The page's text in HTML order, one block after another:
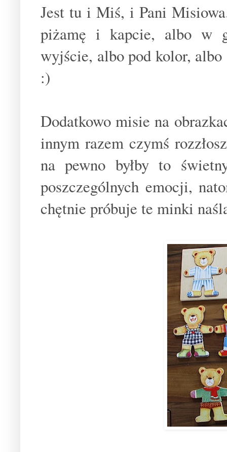
Jest tu i Miś, i Pani
piżamę i kapcie, albo w
wyjście, albo pod kolor,
:)
Dodatkowo misie na
innym razem czymś
na pewno byłby to
poszczególnych emocji,
chętnie próbuje te minki